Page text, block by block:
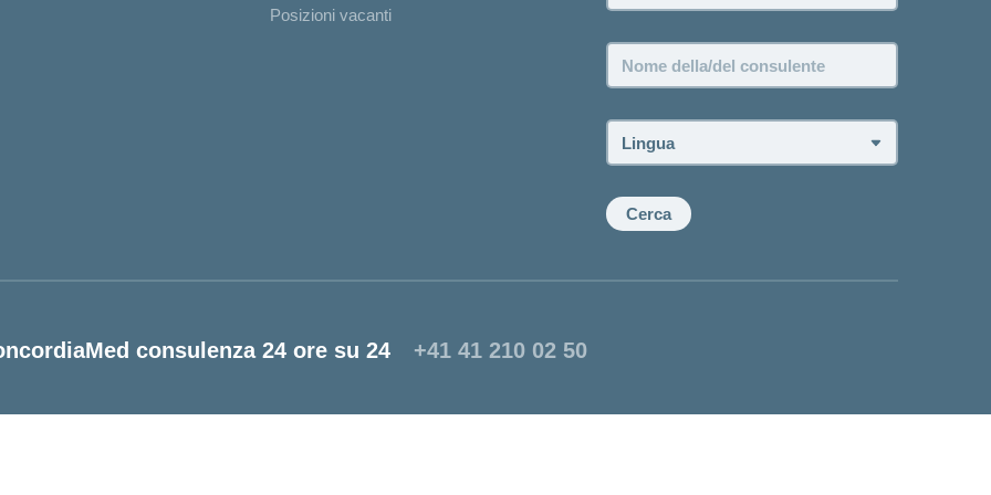
Posizioni vacanti
Nome
della/del
Lingua:
Cerca
consulenza 24 ore su 24 +41 41 210 02 50